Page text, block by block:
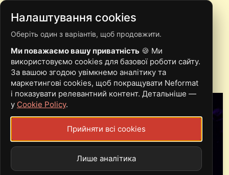
BILI KONI
Налаштування cookies
Оберіть один з варіантів, щоб продовжити.
Ми поважаємо вашу приватність 🍪 Ми
використовуємо cookies для базової роботи сайту.
За вашою згодою увімкнемо аналітику та
маркетингові cookies, щоб покращувати Neformat
і показувати релевантний контент. Детальніше —
у Cookie Policy.
Прийняти всі cookies
Лише аналітика